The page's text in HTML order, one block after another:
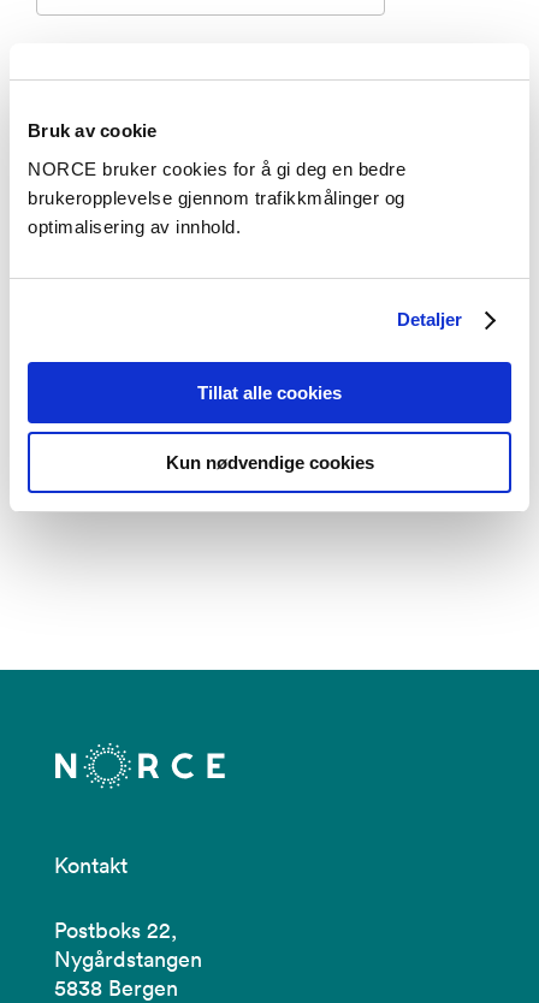
Bruk av cookie
NORCE bruker cookies for å gi deg en bedre
brukeropplevelse gjennom trafikkmålinger og
optimalisering av innhold.
Detaljer
Tillat alle cookies
Kun nødvendige cookies
Vitenskapelig kapittel
Work Environment and Quality in Norwegian Early
Childhood Education and Care : Are they
connected?
– 2026
JSA as a tool for decentralised risk handling in
construction projects
– Construction Management and Economics 2025
Kontakt
Postboks 22,
Nygårdstangen
5838 Bergen